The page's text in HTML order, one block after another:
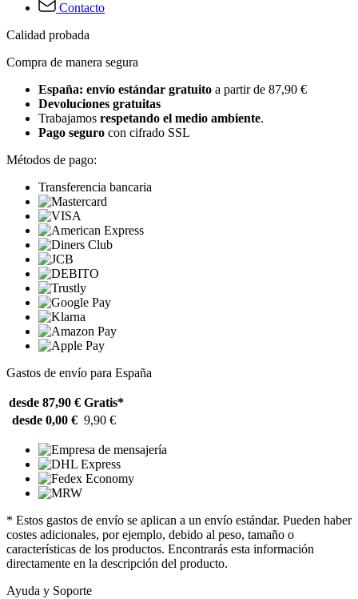
Contacto
Calidad probada
Compra de manera segura
España: envío estándar gratuito a partir de 87,90 €
Devoluciones gratuitas
Trabajamos respetando el medio ambiente.
Pago seguro con cifrado SSL
Métodos de pago:
Transferencia bancaria
Gastos de envío para España
desde 87,90 € Gratis*
desde 0,00 € 9,90 €
* Estos gastos de envío se aplican a un envío estándar. Pueden haber
costes adicionales, por ejemplo, debido al peso, tamaño o
características de los productos. Encontrarás esta información
directamente en la descripción del producto.
Ayuda y Soporte